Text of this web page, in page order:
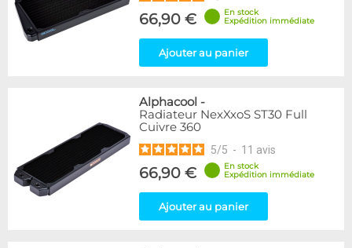
66,90 €
En stock
Expédition immédiate
Ajouter au panier
Alphacool -
Radiateur NexXxoS ST30 Full
Cuivre 360
5/5 - 11 avis
66,90 €
En stock
Expédition immédiate
Ajouter au panier